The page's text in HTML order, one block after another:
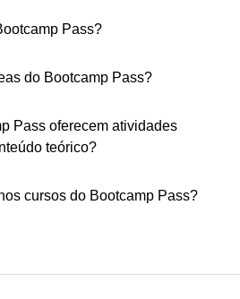
Pass?
do Bootcamp Pass?
Pass oferecem atividades
teórico?
cursos do Bootcamp Pass?